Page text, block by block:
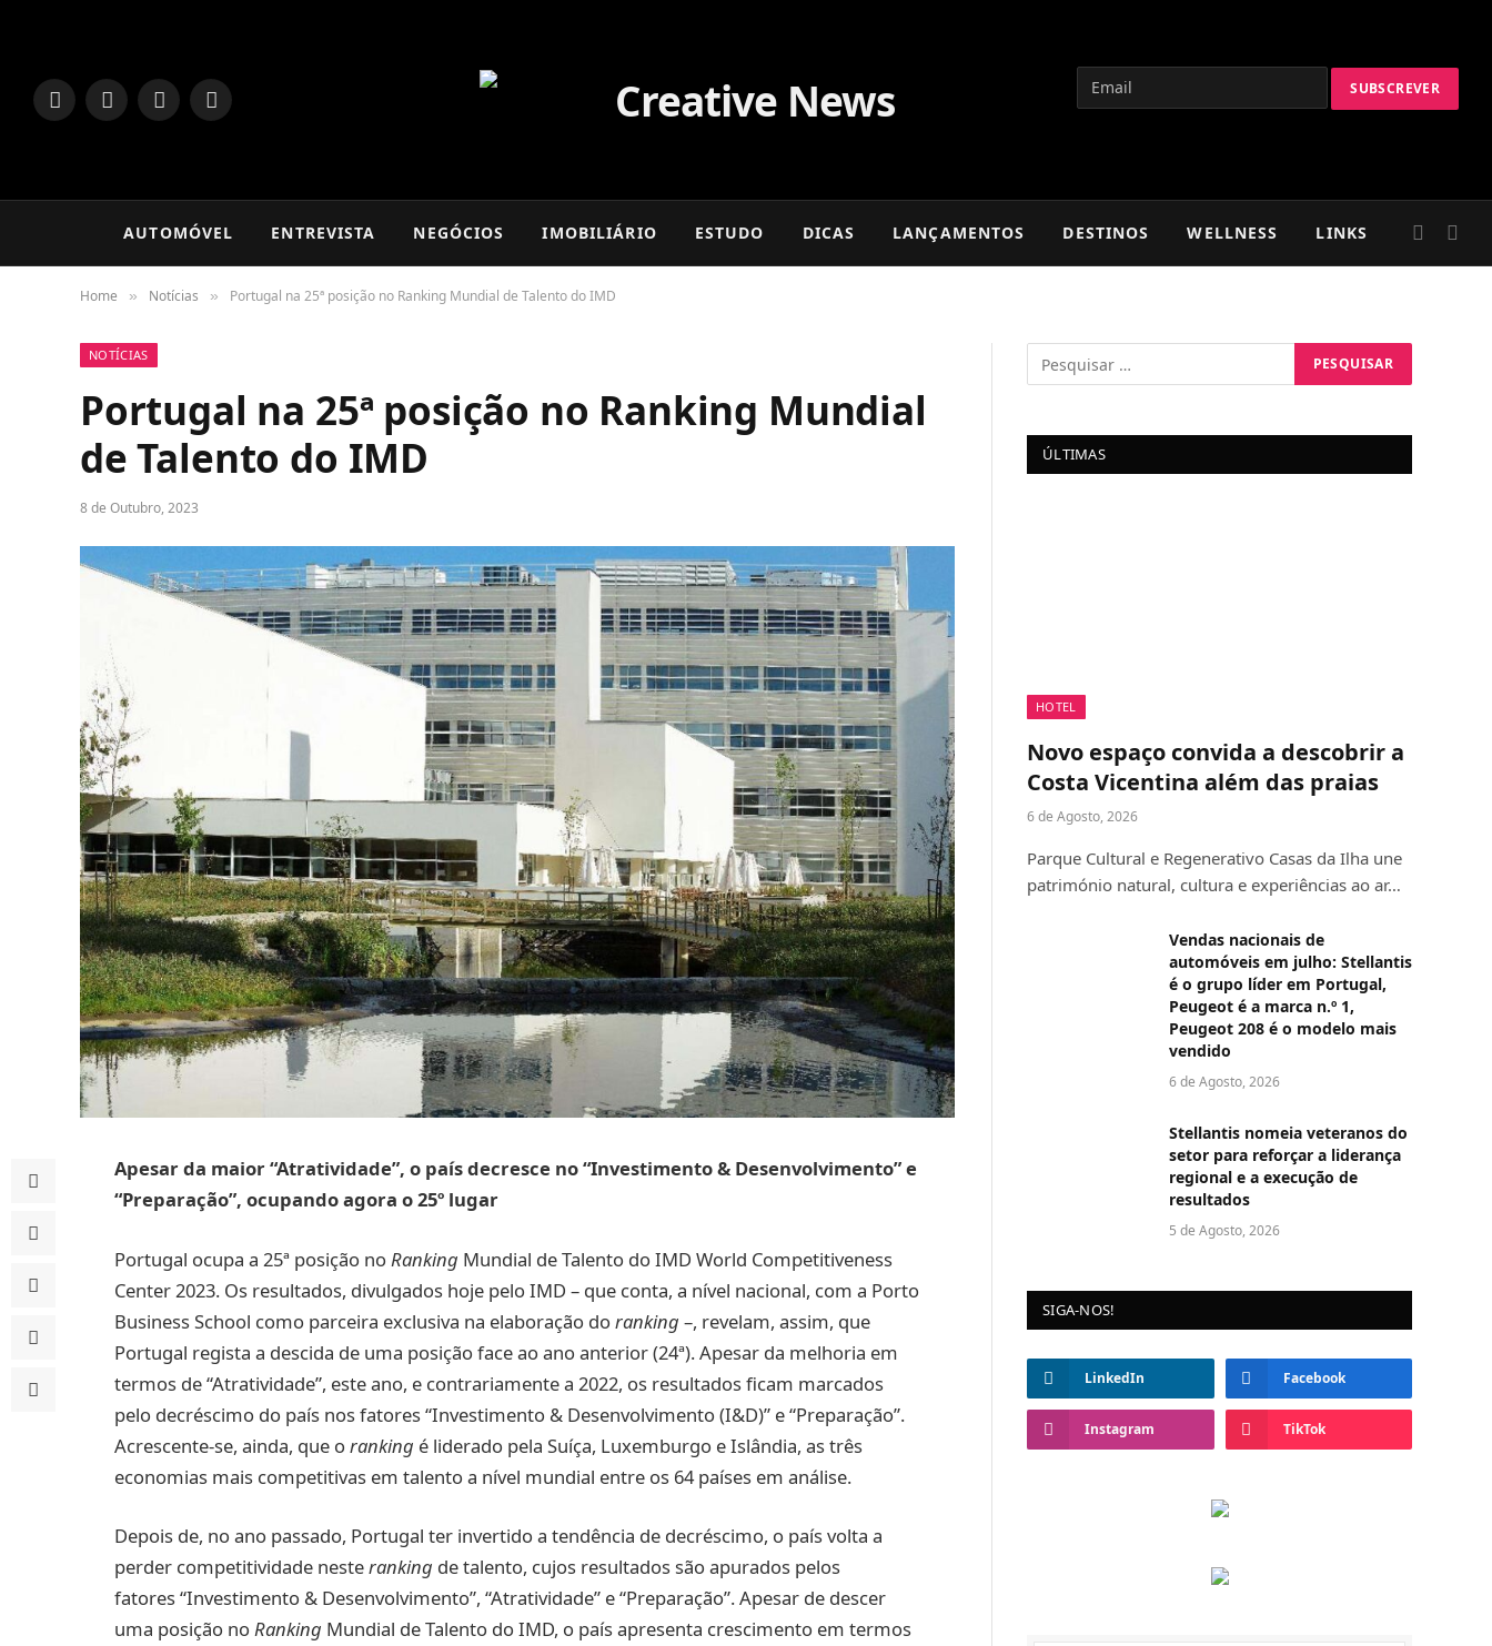
LinkedInFacebookInstagram
TikTok
AUTOMÓVEL ENTREVISTA NEGÓCIOS IMOBILIÁRIO ESTUDO DICAS LANÇAMENTOS DESTINOS WELLNESS LINKS
Home » Notícias » Portugal na 25ª posição no Ranking Mundial de Talento do IMD
NOTÍCIAS
Portugal na 25ª posição no Ranking Mundial
de Talento do IMD
8 de Outubro, 2023
Apesar da maior “Atratividade”, o país decresce no “Investimento & Desenvolvimento” e
“Preparação”, ocupando agora o 25º lugar
Portugal ocupa a 25ª posição no Ranking Mundial de Talento do IMD World Competitiveness
Center 2023. Os resultados, divulgados hoje pelo IMD – que conta, a nível nacional, com a Porto
Business School como parceira exclusiva na elaboração doranking –, revelam, assim, que
Portugal regista a descida de uma posição face ao ano anterior (24ª). Apesar da melhoria em
termos de “Atratividade”, este ano, e contrariamente a 2022, os resultados ficam marcados
pelo decréscimo do país nos fatores “Investimento & Desenvolvimento (I&D)” e “Preparação”.
Acrescente-se, ainda, que oranking é liderado pela Suíça, Luxemburgo e Islândia, as três
economias mais competitivas em talento a nível mundial entre os 64 países em análise.
Depois de, no ano passado, Portugal ter invertido a tendência de decréscimo, o país volta a
perder competitividade nesteranking de talento, cujos resultados são apurados pelos
fatores “Investimento & Desenvolvimento”, “Atratividade” e “Preparação”. Apesar de descer
uma posição noRanking Mundial de Talento do IMD, o país apresenta crescimento em termos
ÚLTIMAS
HOTEL
Novo espaço convida a descobrir a
Costa Vicentina além das praias
6 de Agosto, 2026
Parque Cultural e Regenerativo Casas da Ilha une
património natural, cultura e experiências ao ar…
Vendas nacionais de
automóveis em julho: Stellantis
é o grupo líder em Portugal,
Peugeot é a marca n.º 1,
Peugeot 208 é o modelo mais
vendido
6 de Agosto, 2026
Stellantis nomeia veteranos do
setor para reforçar a liderança
regional e a execução de
resultados
5 de Agosto, 2026
SIGA-NOS!
LinkedIn Facebook
Instagram TikTok